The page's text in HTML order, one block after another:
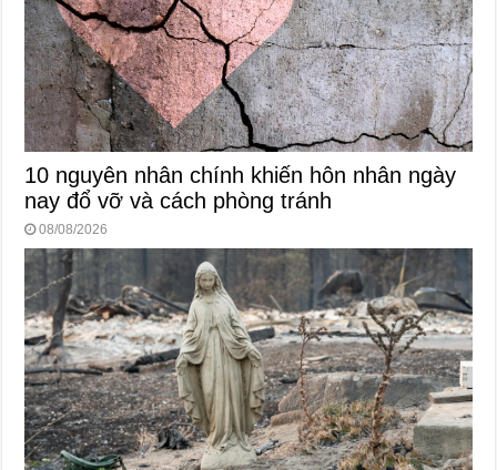
10 nguyên nhân chính khiến hôn nhân ngày
nay đổ vỡ và cách phòng tránh
08/08/2026